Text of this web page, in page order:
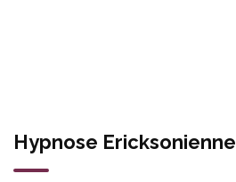
Hypnose Ericksonienne